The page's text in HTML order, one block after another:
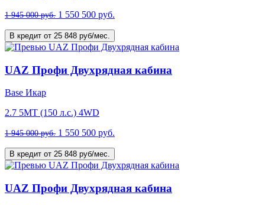
1 945 000 руб. 1 550 500 руб.
В кредит от 25 848 руб/мес.
UAZ Профи Двухрядная кабина
Base Икар
2.7 5MT (150 л.с.) 4WD
1 945 000 руб. 1 550 500 руб.
В кредит от 25 848 руб/мес.
UAZ Профи Двухрядная кабина